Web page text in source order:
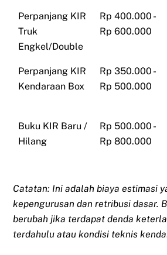
Perpanjang KIR
Truk
Engkel/Double
Rp 400.000 -
Rp 600.000
Perpanjang KIR
Kendaraan Box
Rp 350.000 -
Rp 500.000
Buku KIR Baru /
Hilang
Rp 500.000 -
Rp 800.000
Catatan: Ini adalah biaya estimasi
kepengurusan dan retribusi dasar.
berubah jika terdapat denda
terdahulu atau kondisi teknis